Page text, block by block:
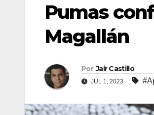
Pumas
Magallán
Por Jair Castillo
JUL 1, 2023